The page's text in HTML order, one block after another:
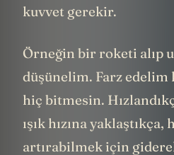
ışık hızına
Örneğin bir roketi alıp
düşünelim. Farz edelim
hiç bitmesin.
ışık hızına yaklaştıkça,